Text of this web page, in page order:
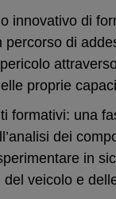
innovativo di
percorso di
proprie
formativi: una
dei
in
veicolo e